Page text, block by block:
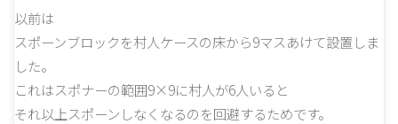
以前は
スポーンブロックを村人ケースの床から9マスあけて設置しま
した。
これはスポナーの範囲9×9に村人が6人いると
それ以上スポーンしなくなるのを回避するためです。